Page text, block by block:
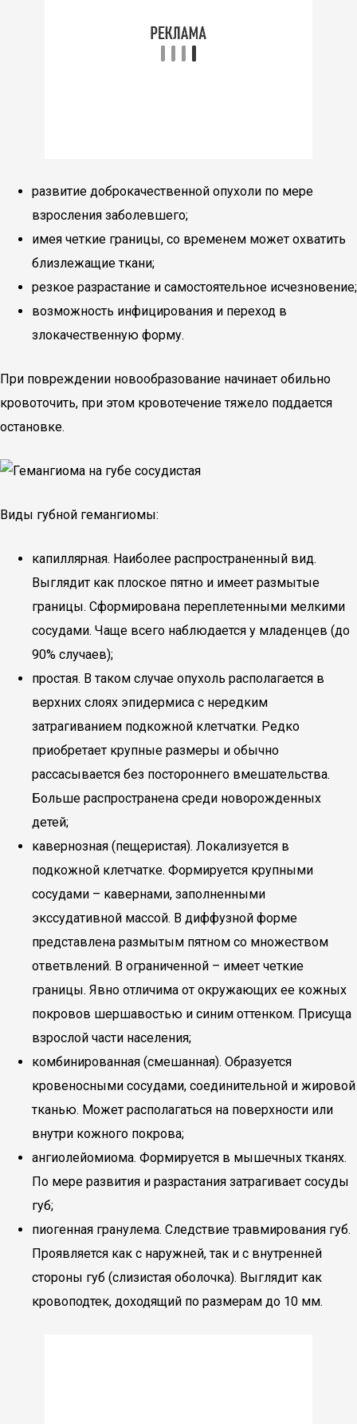
развитие доброкачественной опухоли по мере
взросления заболевшего;
имея четкие границы, со временем может охватить
близлежащие ткани;
резкое разрастание и самостоятельное исчезновение;
возможность инфицирования и переход в
злокачественную форму.
При повреждении новообразование начинает обильно
кровоточить, при этом кровотечение тяжело поддается
остановке.
Виды губной гемангиомы:
капиллярная. Наиболее распространенный вид.
Выглядит как плоское пятно и имеет размытые
границы. Сформирована переплетенными мелкими
сосудами. Чаще всего наблюдается у младенцев (до
90% случаев);
простая. В таком случае опухоль располагается в
верхних слоях эпидермиса с нередким
затрагиванием подкожной клетчатки. Редко
приобретает крупные размеры и обычно
рассасывается без постороннего вмешательства.
Больше распространена среди новорожденных
детей;
кавернозная (пещеристая). Локализуется в
подкожной клетчатке. Формируется крупными
сосудами – кавернами, заполненными
экссудативной массой. В диффузной форме
представлена размытым пятном со множеством
ответвлений. В ограниченной – имеет четкие
границы. Явно отличима от окружающих ее кожных
покровов шершавостью и синим оттенком. Присуща
взрослой части населения;
комбинированная (смешанная). Образуется
кровеносными сосудами, соединительной и жировой
тканью. Может располагаться на поверхности или
внутри кожного покрова;
ангиолейомиома. Формируется в мышечных тканях.
По мере развития и разрастания затрагивает сосуды
губ;
пиогенная гранулема. Следствие травмирования губ.
Проявляется как с наружней, так и с внутренней
стороны губ (слизистая оболочка). Выглядит как
кровоподтек, доходящий по размерам до 10 мм.